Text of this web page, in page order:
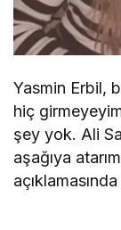
Yasmin Erbil,
hiç
şey yok. Ali
aşağıya